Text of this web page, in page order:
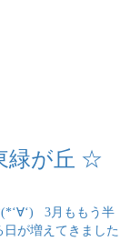
緑が丘 ☆
3月ももう半
が増えてきました